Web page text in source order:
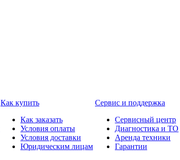
Как купить
Как заказать
Условия оплаты
Условия доставки
Юридическим лицам
Сервис и поддержка
Сервисный центр
Диагностика и ТО
Аренда техники
Гарантии